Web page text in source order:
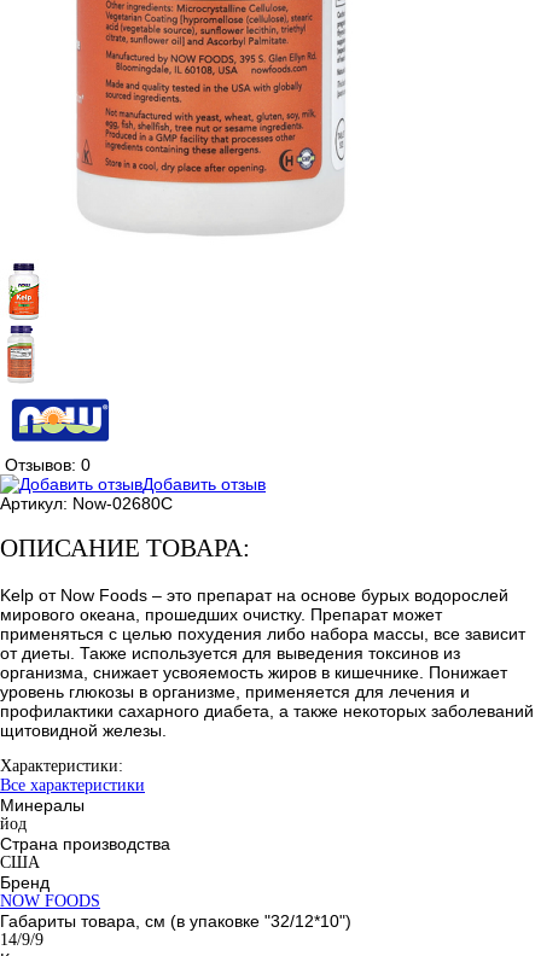
Отзывов: 0
Добавить отзыв
Артикул: Now-02680C
ОПИСАНИЕ ТОВАРА:
Kelp от Now Foods – это препарат на основе бурых водорослей
мирового океана, прошедших очистку. Препарат может
применяться с целью похудения либо набора массы, все зависит
от диеты. Также используется для выведения токсинов из
организма, снижает усвояемость жиров в кишечнике. Понижает
уровень глюкозы в организме, применяется для лечения и
профилактики сахарного диабета, а также некоторых заболеваний
щитовидной железы.
Характеристики:
Все характеристики
Минералы
йод
Страна производства
США
Бренд
NOW FOODS
Габариты товара, см (в упаковке "32/12*10")
14/9/9